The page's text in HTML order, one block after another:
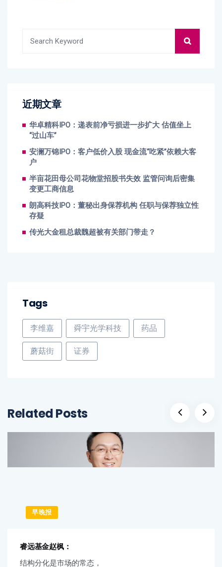
近期文章
华卓精科IPO：递表前净亏损进一步扩大 估值坐上
“过山车”
安澜万锦IPO：客户低价入股 现金流“吃紧”依赖大客
户
半亩花田母公司花物堂招股书失效 监管问询后密集
变更工商信息
朗高科技IPO：董秘出身保荐机构 任职与保荐独立性
存疑
传光大金租总裁魏超被有关部门带走？
Tags
李维嘉 舜宇光学科技 药品
蘑菇街 证券
Related Posts
早晚报
睿远基金赵枫：
结构分化是市场的常态，